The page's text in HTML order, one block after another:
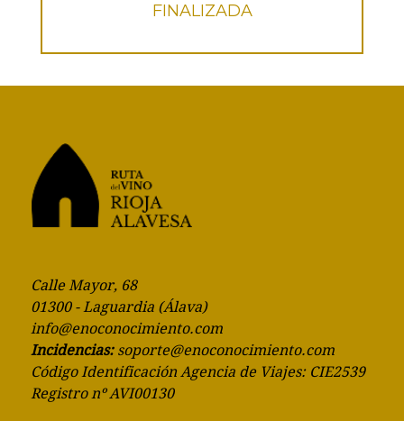
FINALIZADA
Calle Mayor, 68
01300 - Laguardia (Álava)
info@enoconocimiento.com
Incidencias: soporte@enoconocimiento.com
Código Identificación Agencia de Viajes: CIE2539
Registro nº AVI00130